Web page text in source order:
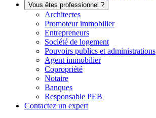
Vous êtes professionnel ?
Architectes
Promoteur immobilier
Entrepreneurs
Société de logement
Pouvoirs publics et administrations
Agent immobilier
Copropriété
Notaire
Banques
Responsable PEB
Contactez un expert